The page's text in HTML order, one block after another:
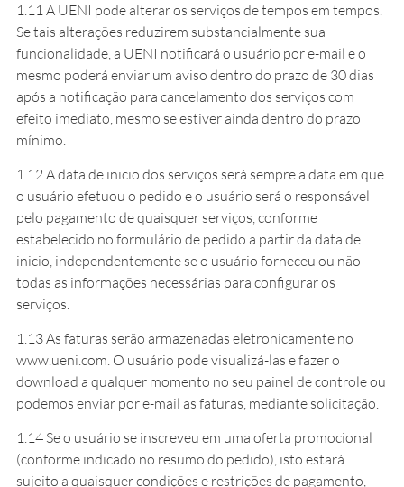
1.11 A UENI pode alterar os serviços de tempos em tempos.
Se tais alterações reduzirem substancialmente sua
funcionalidade, a UENI notificará o usuário por e-mail e o
mesmo poderá enviar um aviso dentro do prazo de 30 dias
após a notificação para cancelamento dos serviços com
efeito imediato, mesmo se estiver ainda dentro do prazo
mínimo.
1.12 A data de inicio dos serviços será sempre a data em que
o usuário efetuou o pedido e o usuário será o responsável
pelo pagamento de quaisquer serviços, conforme
estabelecido no formulário de pedido a partir da data de
inicio, independentemente se o usuário forneceu ou não
todas as informações necessárias para configurar os
serviços.
1.13 As faturas serão armazenadas eletronicamente no
www.ueni.com. O usuário pode visualizá-las e fazer o
download a qualquer momento no seu painel de controle ou
podemos enviar por e-mail as faturas, mediante solicitação.
1.14 Se o usuário se inscreveu em uma oferta promocional
(conforme indicado no resumo do pedido), isto estará
sujeito a quaisquer condições e restrições de pagamento,